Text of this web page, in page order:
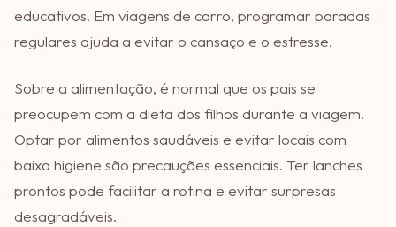
educativos. Em viagens de carro, programar paradas
regulares ajuda a evitar o cansaço e o estresse.
Sobre a alimentação, é normal que os pais se
preocupem com a dieta dos filhos durante a viagem.
Optar por alimentos saudáveis e evitar locais com
baixa higiene são precauções essenciais. Ter lanches
prontos pode facilitar a rotina e evitar surpresas
desagradáveis.